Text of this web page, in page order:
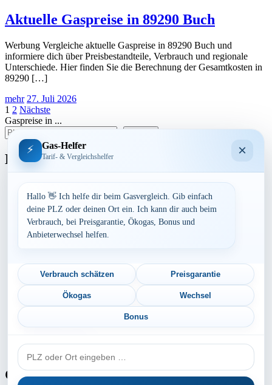
Aktuelle Gaspreise in 89290 Buch
Werbung Vergleiche aktuelle Gaspreise in 89290 Buch und
informiere dich über Preisbestandteile, Verbrauch und regionale
Unterschiede. Hier finden Sie die Berechnung der Gesamtkosten in
89290 […]
mehr 27. Juli 2026
Seitennummerierung
der
Beiträge
1 2 Nächste
Gaspreise in ...
Bundesland
Bayern
Berlin
Brandenburg
Hamburg
Mecklenburg-Vorpommern
Niedersachsen
Nordrhein-Westfalen
Rheinland-Pfalz
Saarland
Sachsen-Anhalt
Gaspreis-Explosion
⚡ Gas-Helfer
Tarif- & Vergleichshelfer ×
Hallo 👋 Ich helfe dir beim Gasvergleich. Gib einfach
deine PLZ oder deinen Ort ein. Ich kann dir auch beim
Verbrauch, bei Preisgarantie, Ökogas, Bonus und
Anbieterwechsel helfen.
Verbrauch schätzen Preisgarantie
Ökogas Wechsel
Bonus
PLZ
oder
Ort